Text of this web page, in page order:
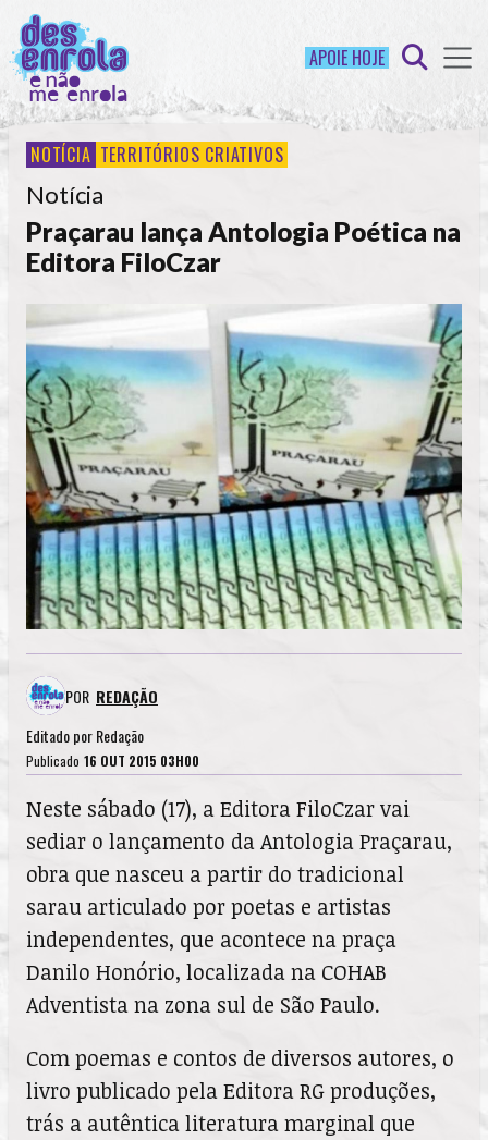
APOIE HOJE
NOTÍCIA TERRITÓRIOS CRIATIVOS
Notícia
Praçarau lança Antologia Poética na
Editora FiloCzar
POR REDAÇÃO
Editado porRedação
Publicado 16 OUT 2015 03H00
Neste sábado (17), a Editora FiloCzar vai
sediar o lançamento da Antologia Praçarau,
obra que nasceu a partir do tradicional
sarau articulado por poetas e artistas
independentes, que acontece na praça
Danilo Honório, localizada na COHAB
Adventista na zona sul de São Paulo.
Com poemas e contos de diversos autores, o
livro publicado pela Editora RG produções,
trás a autêntica literatura marginal que